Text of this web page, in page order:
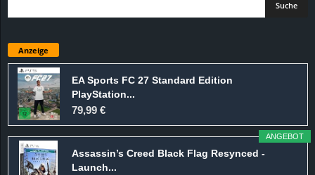
Anzeige
EA Sports FC 27 Standard Edition
PlayStation...
79,99 €
ANGEBOT
Assassin’s Creed Black Flag Resynced -
Launch...